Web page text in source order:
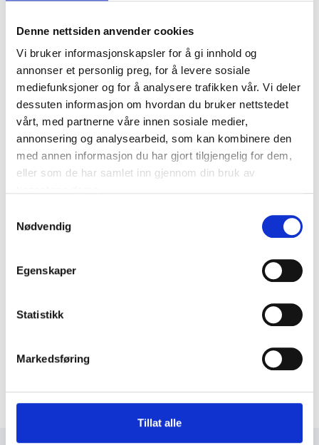
Denne nettsiden anvender cookies
Vi bruker informasjonskapsler for å gi innhold og
annonser et personlig preg, for å levere sosiale
mediefunksjoner og for å analysere trafikken vår. Vi deler
dessuten informasjon om hvordan du bruker nettstedet
vårt, med partnerne våre innen sosiale medier,
annonsering og analysearbeid, som kan kombinere den
med annen informasjon du har gjort tilgjengelig for dem,
eller som de har samlet inn gjennom din bruk av
Nødvendig
Egenskaper
Statistikk
Markedsføring
Tillat alle
95x30x9,5cm